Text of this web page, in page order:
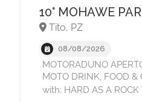
10° MOHAWE
Tito, PZ
08/08/2026
MOTORADUNO
MOTO DRINK, FOOD
with: HARD AS A ROCK